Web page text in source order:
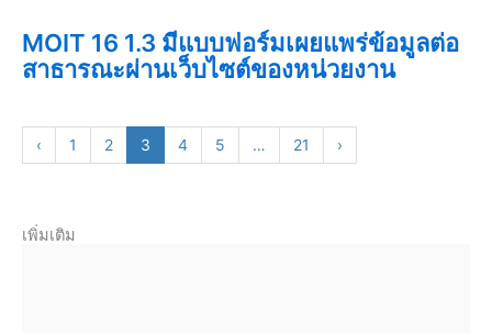
MOIT 16 1.3 มีแบบฟอร์มเผยแพร่ข้อมูลต่อ
สาธารณะผ่านเว็บไซต์ของหน่วยงาน
‹ 1 2 3 4 5 … 21 ›
เพิ่มเติม